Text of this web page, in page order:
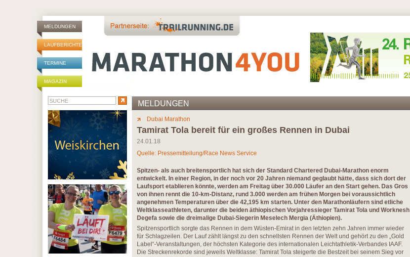
MELDUNGEN
LAUFBERICHTE
TERMINE
MAGAZIN
MELDUNGEN
Dubai Marathon
Tamirat Tola bereit für ein großes Rennen in Dubai
24.01.18
Quelle: Pressemitteilung/Race News Service
Spitzen- als auch breitensportlich hat sich der Standard Chartered Dubai-Marathon enorm
entwickelt. In einer Region, in der noch vor 20 Jahren niemand geglaubt hätte, dass sich dort der
Laufsport etablieren könnte, werden am Freitag über 30.000 Läufer an den Start gehen. Das Gros
von ihnen rennt die 10-km-Distanz, rund 3.000 werden am frühen Morgen bei voraussichtlich
angenehmen Temperaturen über die 42,195 km starten. Unter den Marathonläufern sind etliche
Weltklasseathleten, darunter die beiden äthiopischen Vorjahressieger Tamirat Tola und Worknesh
Degefa sowie die dreimalige Dubai-Siegerin Meselech Mergia (Äthiopien).
Spitzensportlich sorgte das Rennen in dem Wüsten-Emirat in den letzten zehn Jahren immer wieder
für Schlagzeilen. Der Lauf zählt längst zu den schnellsten Rennen der Welt und gehört zu den „Gold
Label“-Veranstaltungen, der höchsten Kategorie des internationalen Leichtathletik-Verbandes IAAF.
Die Streckenrekorde sind jeweils Weltklasse: Tamirat Tola steigerte die Bestzeit bei seinem Sieg vor